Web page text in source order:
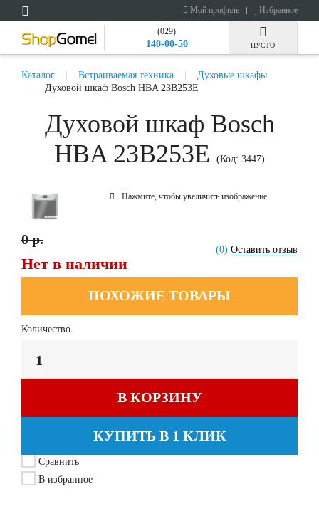
Мой профиль Избранное
(029)
140-00-50 ПУСТО
Каталог Встраиваемая техника
Духовые шкафы
Духовой шкаф Bosch HBA 23B253E
Духовой шкаф Bosch
HBA 23B253E
(Код: 3447)
Нажмите, чтобы увеличить изображение
(0) Оставить отзыв
0 р.
Нет в наличии
ПОХОЖИЕ ТОВАРЫ
Количество
В КОРЗИНУ
КУПИТЬ В 1 КЛИК
Сравнить
В избранное